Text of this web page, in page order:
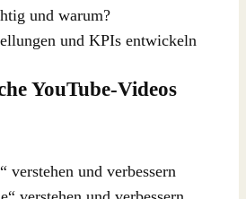
und warum?
und KPIs entwickeln
YouTube-Videos
verstehen und verbessern